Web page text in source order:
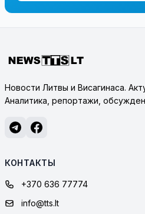
Новости Литвы и Висагинаса.
Аналитика, репортажи,
КОНТАКТЫ
+370 636 77774
info@tts.lt